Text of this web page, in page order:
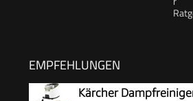
EMPFEHLUNGEN
Kärcher